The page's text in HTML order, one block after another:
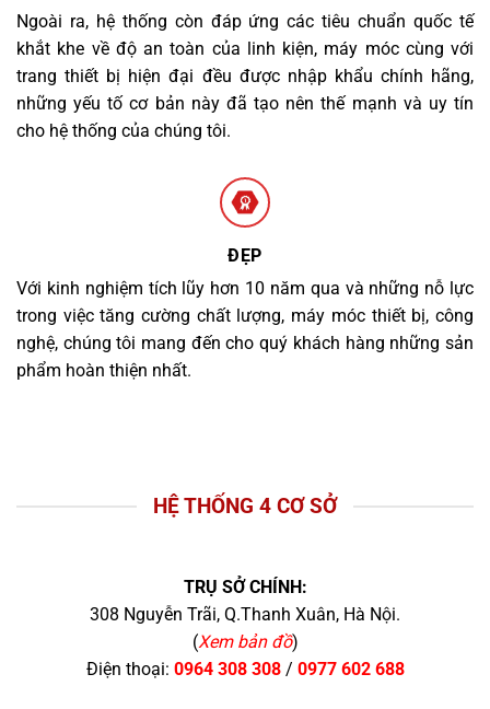
Ngoài ra, hệ thống còn đáp ứng các tiêu chuẩn quốc tế
khắt khe về độ an toàn của linh kiện, máy móc cùng với
trang thiết bị hiện đại đều được nhập khẩu chính hãng,
những yếu tố cơ bản này đã tạo nên thế mạnh và uy tín
cho hệ thống của chúng tôi.
ĐẸP
Với kinh nghiệm tích lũy hơn 10 năm qua và những nỗ lực
trong việc tăng cường chất lượng, máy móc thiết bị, công
nghệ, chúng tôi mang đến cho quý khách hàng những sản
phẩm hoàn thiện nhất.
HỆ THỐNG 4 CƠ SỞ
TRỤ SỞ CHÍNH:
308 Nguyễn Trãi, Q.Thanh Xuân, Hà Nội.
(Xem bản đồ)
Điện thoại: 0964 308 308/ 0977 602 688